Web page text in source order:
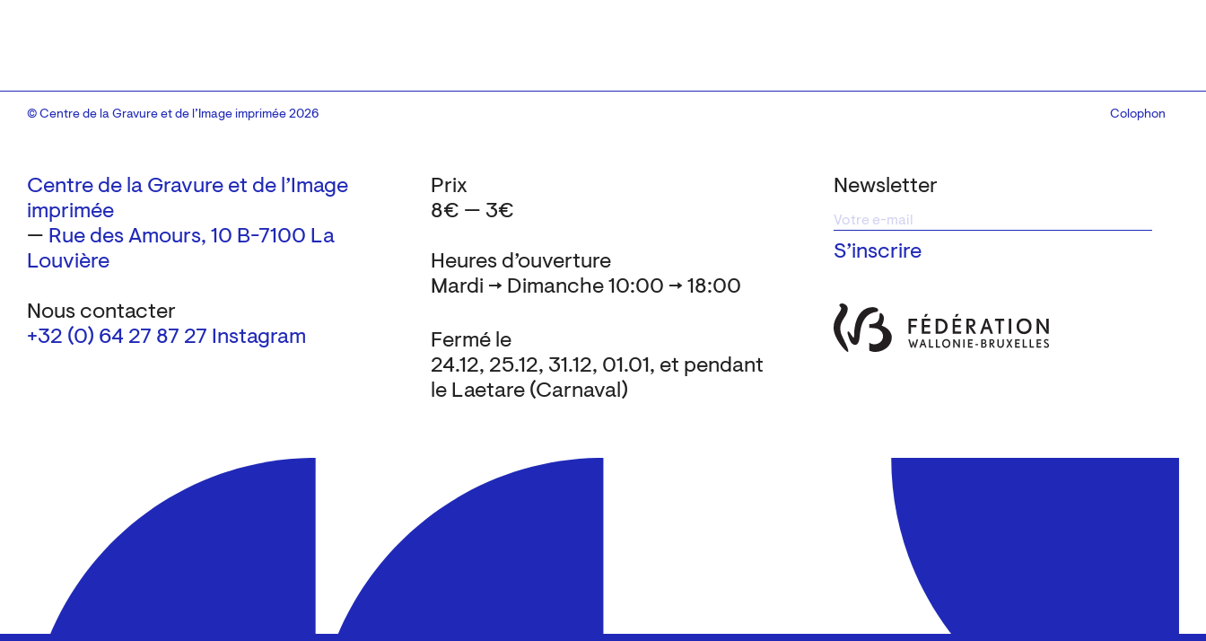
Centre de la Gravure et de l’Image
imprimée
— Rue des Amours, 10 B-7100 La
Louvière
Nous contacter
+32 (0) 64 27 87 27 Instagram
Newsletter
Heures d’ouverture
Mardi → Dimanche 10:00 → 18:00
Fermé le
24.12, 25.12, 31.12, 01.01, et pendant
le Laetare (Carnaval)
Prix
8€ — 3€
© Centre de la Gravure et de l’Image imprimée 2026 Colophon
Design:Marcel